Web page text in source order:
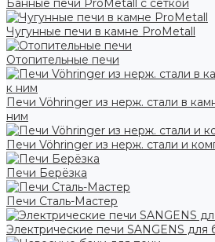
Банные печи ProMetall с сеткой
Чугунные печи в камне ProMetall
Отопительные печи
Печи Vöhringer из нерж. стали в
ним
Печи Vöhringer из нерж. стали и
Печи Берёзка
Печи Сталь-Мастер
Электрические печи SANGENS для